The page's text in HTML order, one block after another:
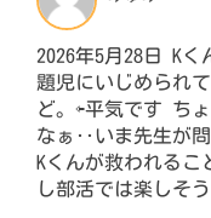
2026年5月28日 K
題児にいじめられ
ど。⇦平気です ち
なぁ‥いま先生が
Kくんが救われる
し部活では楽しそ